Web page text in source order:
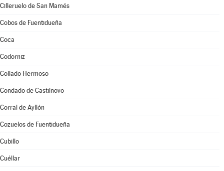
Cilleruelo de San Mamés
Cobos de Fuentidueña
Coca
Codorniz
Collado Hermoso
Condado de Castilnovo
Corral de Ayllón
Cozuelos de Fuentidueña
Cubillo
Cuéllar